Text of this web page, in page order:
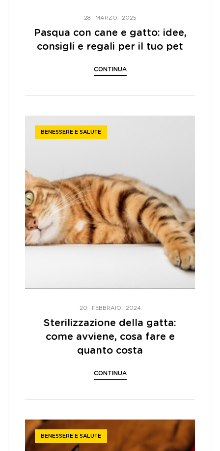
28 · MARZO · 2025
Pasqua con cane e gatto: idee,
consigli e regali per il tuo pet
CONTINUA
BENESSERE E SALUTE
20 · FEBBRAIO · 2024
Sterilizzazione della gatta:
come avviene, cosa fare e
quanto costa
CONTINUA
BENESSERE E SALUTE